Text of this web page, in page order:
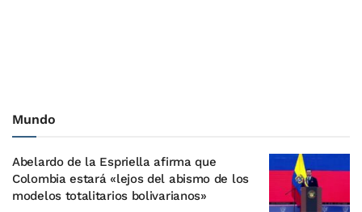
Mundo
Abelardo de la Espriella afirma que
Colombia estará «lejos del abismo de los
modelos totalitarios bolivarianos»